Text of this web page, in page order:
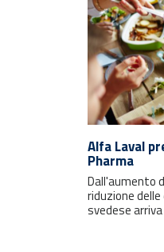
Alfa Laval
Pharma
Dall'aumento
riduzione
svedese
Rimani sempre
ultime notizie e i